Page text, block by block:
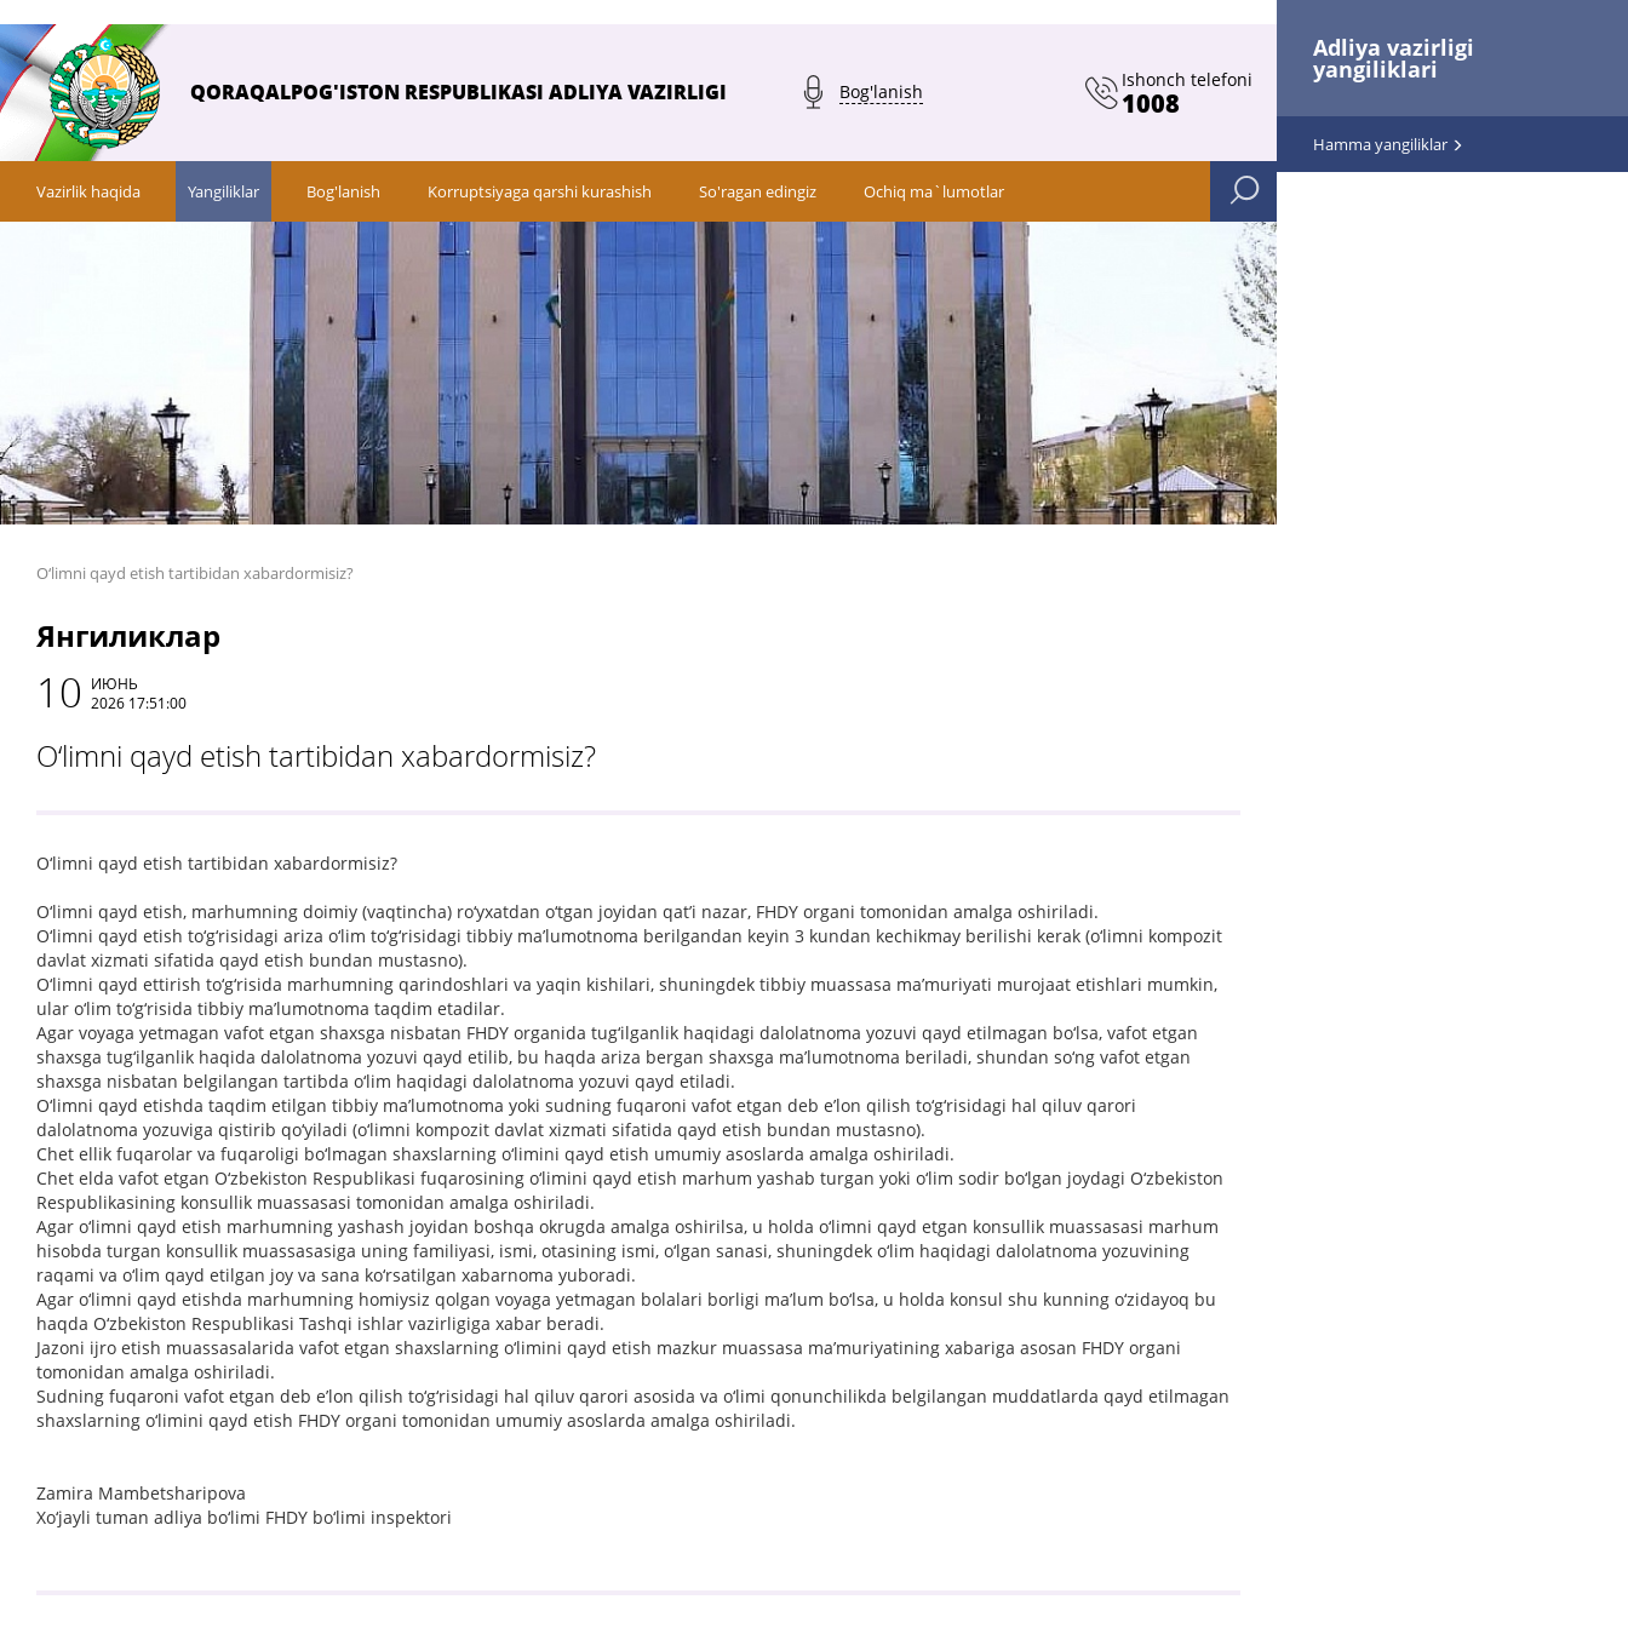
Adliya vazirligi
yangiliklari
Hamma yangiliklar
QORAQALPOG'ISTON RESPUBLIKASI ADLIYA VAZIRLIGI Bog'lanish
Ishonch telefoni
1008
Vazirlik haqida Yangiliklar Bog'lanish Korruptsiyaga qarshi kurashish So'ragan edingiz Ochiq ma`lumotlar
O‘limni qayd etish tartibidan xabardormisiz?
Янгиликлар
10 ИЮНЬ
2026 17:51:00
O‘limni qayd etish tartibidan xabardormisiz?
O‘limni qayd etish tartibidan xabardormisiz?
O‘limni qayd etish, marhumning doimiy (vaqtincha) ro‘yxatdan o‘tgan joyidan qat’i nazar, FHDY organi tomonidan amalga oshiriladi.
O‘limni qayd etish to‘g‘risidagi ariza o‘lim to‘g‘risidagi tibbiy ma’lumotnoma berilgandan keyin 3 kundan kechikmay berilishi kerak (o‘limni kompozit
davlat xizmati sifatida qayd etish bundan mustasno).
O‘limni qayd ettirish to‘g‘risida marhumning qarindoshlari va yaqin kishilari, shuningdek tibbiy muassasa ma’muriyati murojaat etishlari mumkin,
ular o‘lim to‘g‘risida tibbiy ma’lumotnoma taqdim etadilar.
Agar voyaga yetmagan vafot etgan shaxsga nisbatan FHDY organida tug‘ilganlik haqidagi dalolatnoma yozuvi qayd etilmagan bo‘lsa, vafot etgan
shaxsga tug‘ilganlik haqida dalolatnoma yozuvi qayd etilib, bu haqda ariza bergan shaxsga ma’lumotnoma beriladi, shundan so‘ng vafot etgan
shaxsga nisbatan belgilangan tartibda o‘lim haqidagi dalolatnoma yozuvi qayd etiladi.
O‘limni qayd etishda taqdim etilgan tibbiy ma’lumotnoma yoki sudning fuqaroni vafot etgan deb e’lon qilish to‘g‘risidagi hal qiluv qarori
dalolatnoma yozuviga qistirib qo‘yiladi (o‘limni kompozit davlat xizmati sifatida qayd etish bundan mustasno).
Chet ellik fuqarolar va fuqaroligi bo‘lmagan shaxslarning o‘limini qayd etish umumiy asoslarda amalga oshiriladi.
Chet elda vafot etgan O‘zbekiston Respublikasi fuqarosining o‘limini qayd etish marhum yashab turgan yoki o‘lim sodir bo‘lgan joydagi O‘zbekiston
Respublikasining konsullik muassasasi tomonidan amalga oshiriladi.
Agar o‘limni qayd etish marhumning yashash joyidan boshqa okrugda amalga oshirilsa, u holda o‘limni qayd etgan konsullik muassasasi marhum
hisobda turgan konsullik muassasasiga uning familiyasi, ismi, otasining ismi, o‘lgan sanasi, shuningdek o‘lim haqidagi dalolatnoma yozuvining
raqami va o‘lim qayd etilgan joy va sana ko‘rsatilgan xabarnoma yuboradi.
Agar o‘limni qayd etishda marhumning homiysiz qolgan voyaga yetmagan bolalari borligi ma’lum bo‘lsa, u holda konsul shu kunning o‘zidayoq bu
haqda O‘zbekiston Respublikasi Tashqi ishlar vazirligiga xabar beradi.
Jazoni ijro etish muassasalarida vafot etgan shaxslarning o‘limini qayd etish mazkur muassasa ma’muriyatining xabariga asosan FHDY organi
tomonidan amalga oshiriladi.
Sudning fuqaroni vafot etgan deb e’lon qilish to‘g‘risidagi hal qiluv qarori asosida va o‘limi qonunchilikda belgilangan muddatlarda qayd etilmagan
shaxslarning o‘limini qayd etish FHDY organi tomonidan umumiy asoslarda amalga oshiriladi.
Zamira Mambetsharipova
Xo‘jayli tuman adliya bo‘limi FHDY bo‘limi inspektori